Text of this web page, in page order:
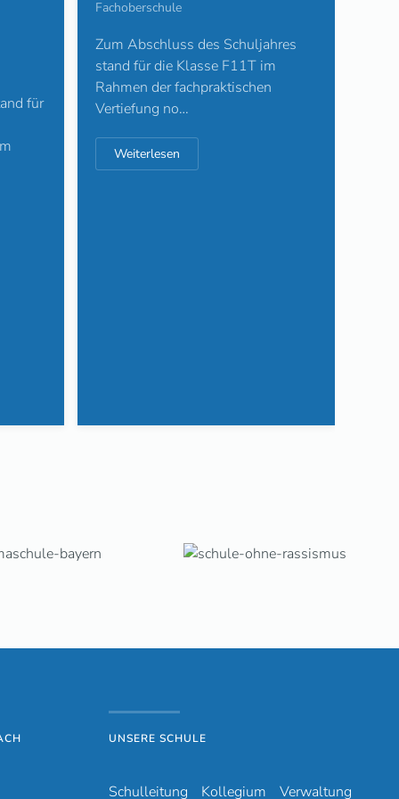
für
Fachoberschule
Zum Abschluss des Schuljahres
stand für die Klasse F11T im
Rahmen der fachpraktischen
Vertiefung no…
Weiterlesen
UNSERE SCHULE
Schulleitung Kollegium Verwaltung